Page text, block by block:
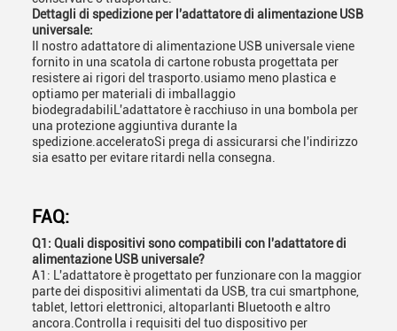
Dettagli di spedizione per l'adattatore di alimentazione USB
universale:
Il nostro adattatore di alimentazione USB universale viene
fornito in una scatola di cartone robusta progettata per
resistere ai rigori del trasporto.usiamo meno plastica e
optiamo per materiali di imballaggio
biodegradabiliL'adattatore è racchiuso in una bombola per
una protezione aggiuntiva durante la
spedizione.acceleratoSi prega di assicurarsi che l'indirizzo
sia esatto per evitare ritardi nella consegna.
FAQ:
Q1: Quali dispositivi sono compatibili con l'adattatore di
alimentazione USB universale?
A1: L'adattatore è progettato per funzionare con la maggior
parte dei dispositivi alimentati da USB, tra cui smartphone,
tablet, lettori elettronici, altoparlanti Bluetooth e altro
ancora.Controlla i requisiti del tuo dispositivo per